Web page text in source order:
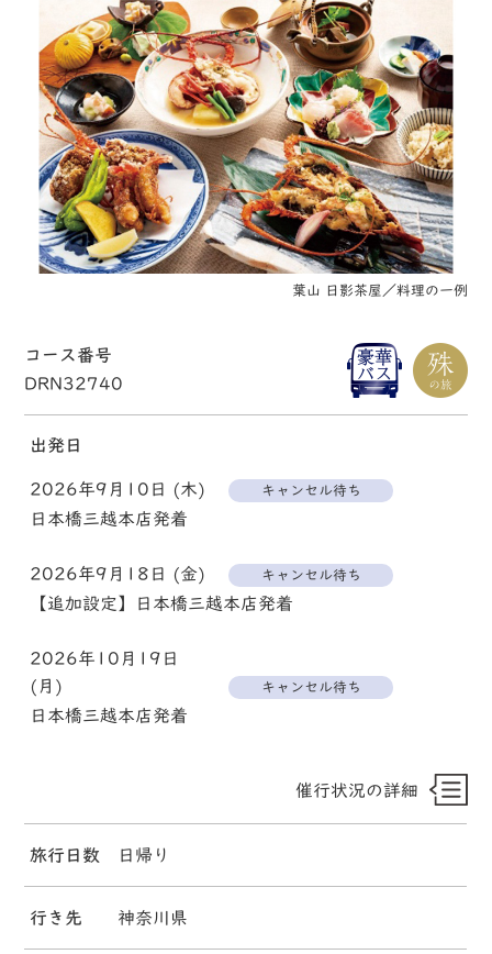
葉山 日影茶屋／料理の一例
コース番号
DRN32740
出発日
2026年9月10日 (木) キャンセル待ち
日本橋三越本店発着
2026年9月18日 (金) キャンセル待ち
【追加設定】日本橋三越本店発着
2026年10月19日
(月)
キャンセル待ち
日本橋三越本店発着
催行状況の詳細
旅行日数 日帰り
行き先 神奈川県